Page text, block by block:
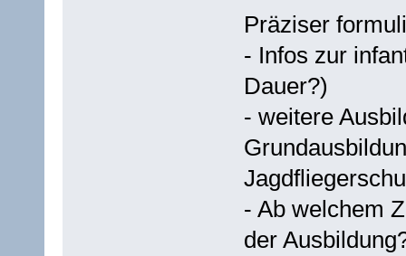
Präziser
- Infos zur
Dauer?)
- weitere
- Ab welchem
der